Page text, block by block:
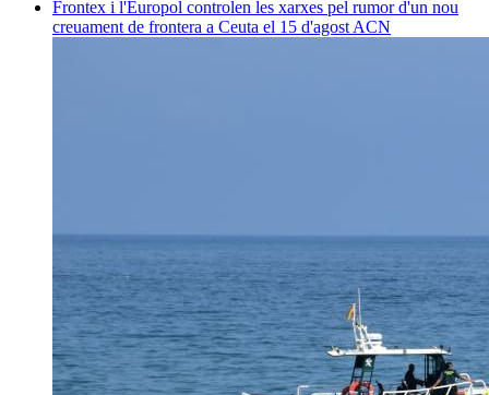
Frontex i l'Europol controlen les xarxes pel rumor d'un nou
creuament de frontera a Ceuta el 15 d'agost ACN